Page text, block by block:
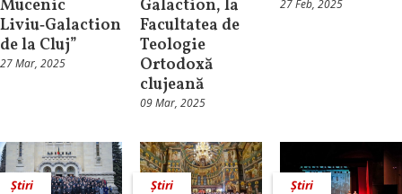
Mucenic
Liviu‑Galaction
de la Cluj”
27 Mar, 2025
Galaction, la
Facultatea de
Teologie
Ortodoxă
clujeană
09 Mar, 2025
27 Feb, 2025
Știri Știri Știri